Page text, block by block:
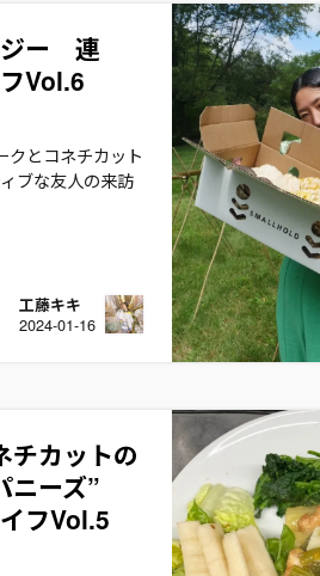
ジー 連
Vol.6
クとコネチカット
ブな友人の来訪
工藤キキ
2024-01-16
チカットの
ニーズ”
フVol.5